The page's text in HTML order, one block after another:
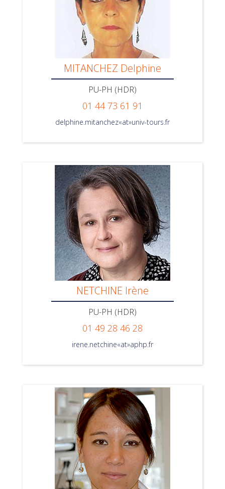
MITANCHEZ Delphine
PU-PH (HDR)
01 44 73 61 91
delphine.mitanchez«at»univ-tours.fr
NETCHINE Irène
PU-PH (HDR)
01 49 28 46 28
irene.netchine«at»aphp.fr